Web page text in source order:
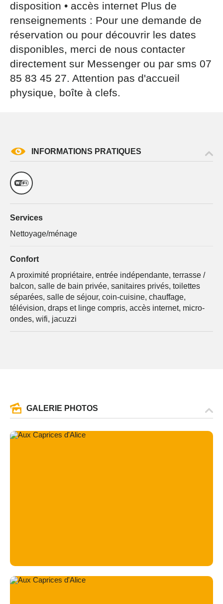
disposition • accès internet Plus de
renseignements : Pour une demande de
réservation ou pour découvrir les dates
disponibles, merci de nous contacter
directement sur Messenger ou par sms 07
85 83 45 27. Attention pas d'accueil
physique, boîte à clefs.
INFORMATIONS PRATIQUES
Services
Nettoyage/ménage
Confort
A proximité propriétaire, entrée indépendante, terrasse /
balcon, salle de bain privée, sanitaires privés, toilettes
séparées, salle de séjour, coin-cuisine, chauffage,
télévision, draps et linge compris, accès internet, micro-
ondes, wifi, jacuzzi
GALERIE PHOTOS